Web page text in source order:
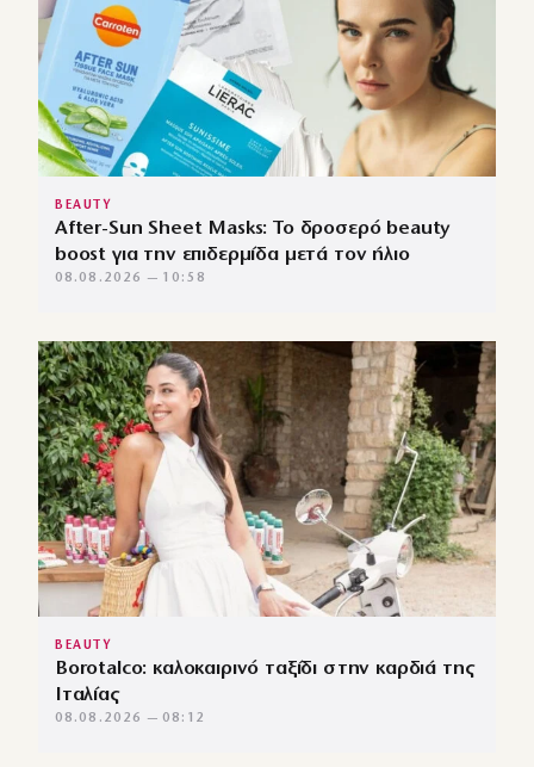
BEAUTY
After-Sun Sheet Masks: Το δροσερό beauty
boost για την επιδερμίδα μετά τον ήλιο
08.08.2026 — 10:58
BEAUTY
Borotalco: καλοκαιρινό ταξίδι στην καρδιά της
Ιταλίας
08.08.2026 — 08:12